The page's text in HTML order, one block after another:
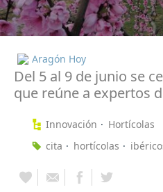
Aragón Hoy
Del 5 al 9 de junio se
que reúne a expertos
Innovación
Hortícolas
cita
hortícolas